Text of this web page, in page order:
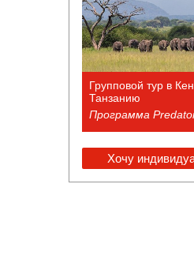
Групповой тур в
Танзанию
Программа
Хочу